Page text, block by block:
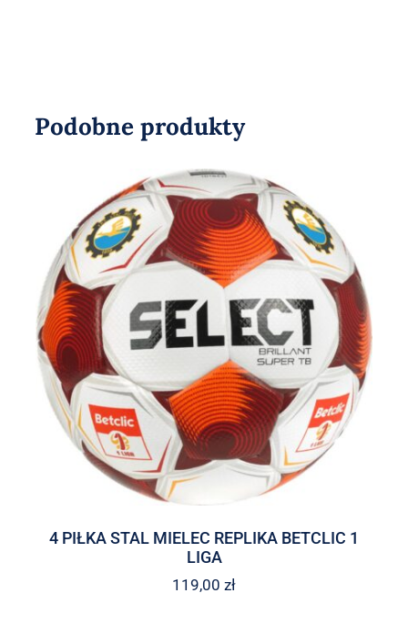
HERB
Podobne produkty
4 PIŁKA STAL MIELEC REPLIKA BETCLIC 1
LIGA
119,00 zł